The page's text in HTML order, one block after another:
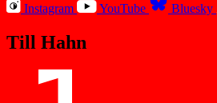
Instagram
YouTube Bluesky
Till Hahn